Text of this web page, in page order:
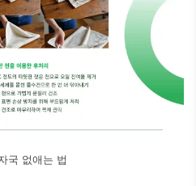
국 없애는 법